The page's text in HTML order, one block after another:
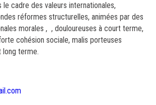
le cadre des valeurs internationales,
réformes structurelles, animées par des
morales , , douloureuses à court terme,
cohésion sociale, malis porteuses
long terme.